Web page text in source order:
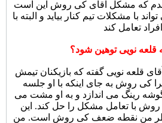
شدم که مشکل آقای کی روش این است
با مشکلات تیم کنار بیاید و البته با
قلعه نویی توهین شود؟
قلعه نویی گفته که بازیکنان تیمش
کی روش به جای اینکه با او جلسه
گوشه رینگ می اندازد و به او مشت می
با تعامل مشکل را حل کند. این
من نقطه ضعف کی روش است. من